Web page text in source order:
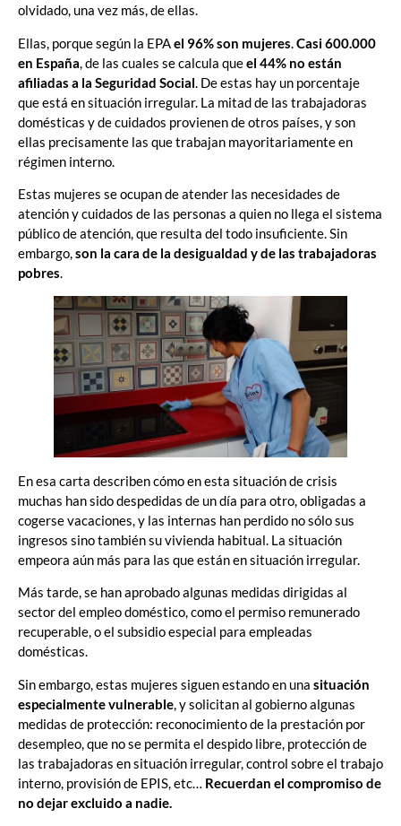
olvidado, una vez más, de ellas.
Ellas, porque según la EPAel 96% son mujeres Casi 600.000
en España , de las cuales se calcula queel 44% no están
afiliadas a la Seguridad Social . De estas hay un porcentaje
que está en situación irregular. La mitad de las trabajadoras
domésticas y de cuidados provienen de otros países, y son
ellas precisamente las que trabajan mayoritariamente en
régimen interno.
Estas mujeres se ocupan de atender las necesidades de
atención y cuidados de las personas a quien no llega el sistema
público de atención, que resulta del todo insuficiente. Sin
embargo,son la cara de la desigualdad y de las trabajadoras
pobres.
En esa carta describen cómo en esta situación de crisis
muchas han sido despedidas de un día para otro, obligadas a
cogerse vacaciones, y las internas han perdido no sólo sus
ingresos sino también su vivienda habitual. La situación
empeora aún más para las que están en situación irregular.
Más tarde, se han aprobado algunas medidas dirigidas al
sector del empleo doméstico, como el permiso remunerado
recuperable, o el subsidio especial para empleadas
domésticas.
Sin embargo, estas mujeres siguen estando en una situación
especialmente vulnerable, y solicitan al gobierno algunas
medidas de protección: reconocimiento de la prestación por
desempleo, que no se permita el despido libre, protección de
las trabajadoras en situación irregular, control sobre el trabajo
interno, provisión de EPIS, etc… Recuerdan el compromiso de
no dejar excluido a nadie.